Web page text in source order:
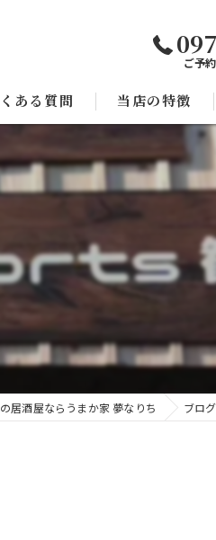
ご予
ある質問 当店の特徴
焼き鳥
子連れ
居酒屋ならうまか家 夢なりち ブログ